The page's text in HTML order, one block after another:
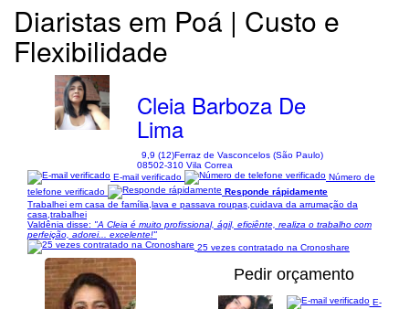
Diaristas em Poá | Custo e
Flexibilidade
Cleia Barboza De
Lima
9,9 (12)Ferraz de Vasconcelos (São Paulo)
08502-310 Vila Correa
E-mail verificado
Número de
telefone verificado
Responde rápidamente
Trabalhei em casa de família,lava e passava roupas,cuidava da arrumação da
casa,trabalhei
Valdênia disse: "A Cleia é muito profissional, ágil, eficiênte, realiza o trabalho com
perfeição, adorei... excelente!"
25 vezes contratado na Cronoshare
Pedir orçamento
E-